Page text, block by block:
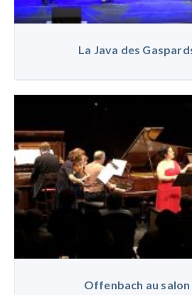
La Java des
Offenbach au